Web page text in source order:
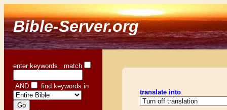
Bible-Server.org
enter keywords match
AND find keywords in
translate into